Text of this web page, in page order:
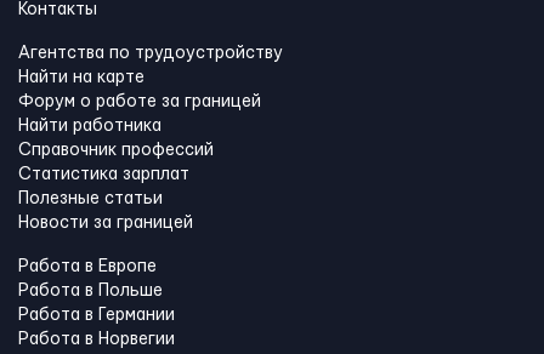
Контакты
Агентства по трудоустройству
Найти на карте
Форум о работе за границей
Найти работника
Справочник профессий
Статистика зарплат
Полезные статьи
Новости за границей
Работа в Европе
Работа в Польше
Работа в Германии
Работа в Норвегии